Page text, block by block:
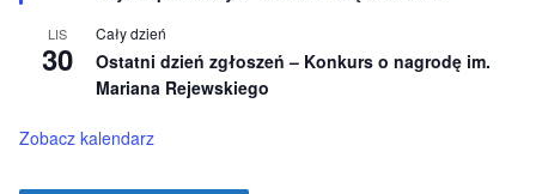
n
o
n
e
LIS
30
Cały dzień
Ostatni dzień zgłoszeń – Konkurs o nagrodę im.
Mariana Rejewskiego
Zobacz kalendarz